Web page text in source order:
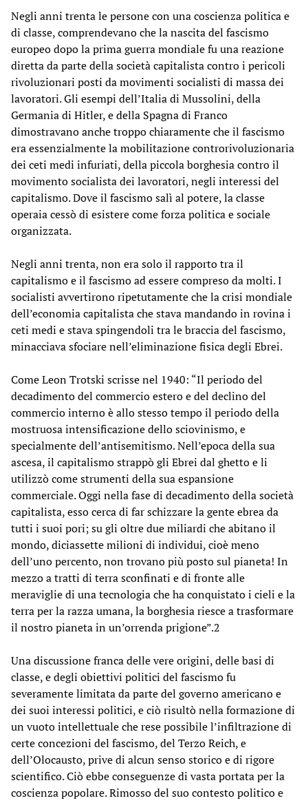
Negli anni trenta le persone con una coscienza politica e
di classe, comprendevano che la nascita del fascismo
europeo dopo la prima guerra mondiale fu una reazione
diretta da parte della società capitalista contro i pericoli
rivoluzionari posti da movimenti socialisti di massa dei
lavoratori. Gli esempi dell’Italia di Mussolini, della
Germania di Hitler, e della Spagna di Franco
dimostravano anche troppo chiaramente che il fascismo
era essenzialmente la mobilitazione controrivoluzionaria
dei ceti medi infuriati, della piccola borghesia contro il
movimento socialista dei lavoratori, negli interessi del
capitalismo. Dove il fascismo salì al potere, la classe
operaia cessò di esistere come forza politica e sociale
organizzata.
Negli anni trenta, non era solo il rapporto tra il
capitalismo e il fascismo ad essere compreso da molti. I
socialisti avvertirono ripetutamente che la crisi mondiale
dell’economia capitalista che stava mandando in rovina i
ceti medi e stava spingendoli tra le braccia del fascismo,
minacciava sfociare nell’eliminazione fisica degli Ebrei.
Come Leon Trotski scrisse nel 1940: “Il periodo del
decadimento del commercio estero e del declino del
commercio interno è allo stesso tempo il periodo della
mostruosa intensificazione dello sciovinismo, e
specialmente dell’antisemitismo. Nell’epoca della sua
ascesa, il capitalismo strappò gli Ebrei dal ghetto e li
utilizzò come strumenti della sua espansione
commerciale. Oggi nella fase di decadimento della società
capitalista, esso cerca di far schizzare la gente ebrea da
tutti i suoi pori; su gli oltre due miliardi che abitano il
mondo, diciassette milioni di individui, cioè meno
dell’uno percento, non trovano più posto sul pianeta! In
mezzo a tratti di terra sconfinati e di fronte alle
meraviglie di una tecnologia che ha conquistato i cieli e la
terra per la razza umana, la borghesia riesce a trasformare
il nostro pianeta in un’orrenda prigione”.2
Una discussione franca delle vere origini, delle basi di
classe, e degli obiettivi politici del fascismo fu
severamente limitata da parte del governo americano e
dei suoi interessi politici, e ciò risultò nella formazione di
un vuoto intellettuale che rese possibile l’infiltrazione di
certe concezioni del fascismo, del Terzo Reich, e
dell’Olocausto, prive di alcun senso storico e di rigore
scientifico. Ciò ebbe conseguenze di vasta portata per la
coscienza popolare. Rimosso del suo contesto politico e